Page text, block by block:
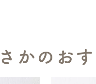
かのお